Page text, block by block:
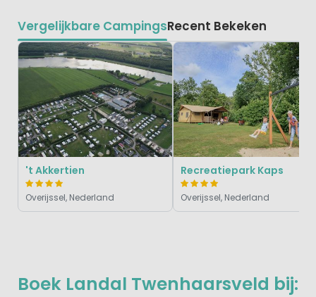
Boek Landal Twenhaarsveld bij:
Vergelijkbare CampingsRecent Bekeken
't Akkertien
Overijssel, Nederland
Recreatiepark Kaps
Overijssel, Nederland